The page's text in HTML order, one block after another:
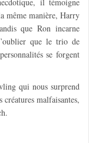
même manière, Harry
que Ron incarne
que le trio de
se forgent
qui nous surprend
créatures malfaisantes,